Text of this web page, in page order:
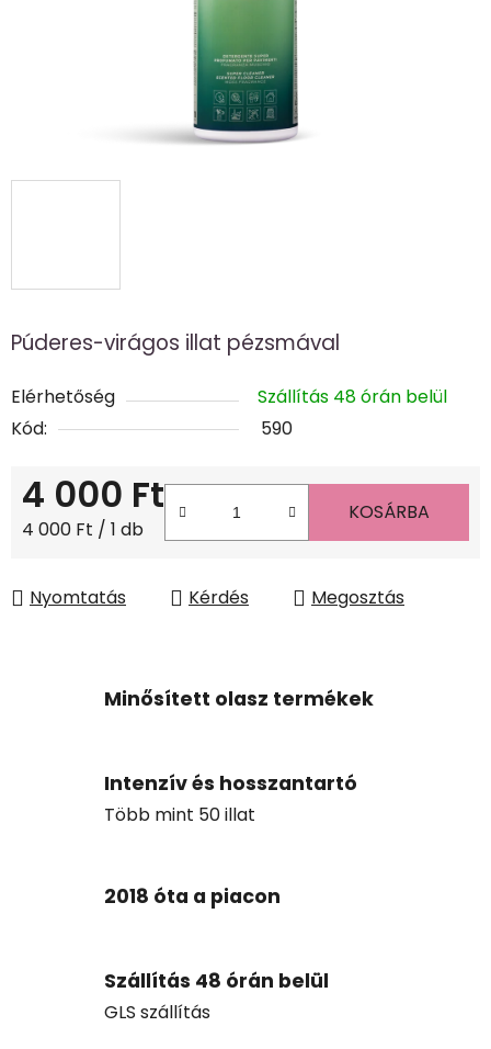
Púderes-virágos illat pézsmával
Elérhetőség
Szállítás 48 órán belül
Kód:
590
4 000 Ft
Egységár:
4 000 Ft / 1 db
KOSÁRBA
Nyomtatás Kérdés Megosztás
Minősített olasz termékek
Intenzív és hosszantartó
Több mint 50 illat
2018 óta a piacon
Szállítás 48 órán belül
GLS szállítás